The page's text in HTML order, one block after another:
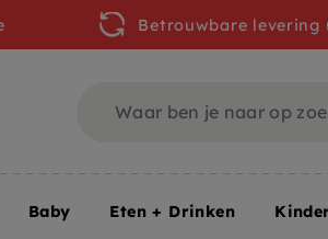
Betrouwbare
Zoeken
Baby Eten + Drinken